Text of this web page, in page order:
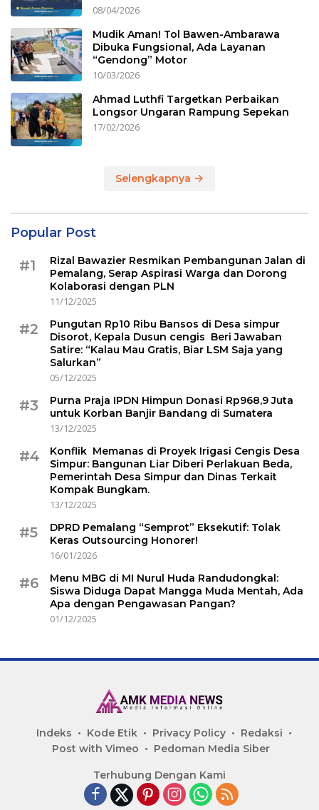
08/04/2026
Mudik Aman! Tol Bawen-Ambarawa
Dibuka Fungsional, Ada Layanan
“Gendong” Motor
10/03/2026
Ahmad Luthfi Targetkan Perbaikan
Longsor Ungaran Rampung Sepekan
17/02/2026
Selengkapnya
Popular Post
#1
Rizal Bawazier Resmikan Pembangunan Jalan di
Pemalang, Serap Aspirasi Warga dan Dorong
Kolaborasi dengan PLN
11/12/2025
#2
Pungutan Rp10 Ribu Bansos di Desa simpur
Disorot, Kepala Dusun cengis Beri Jawaban
Satire: “Kalau Mau Gratis, Biar LSM Saja yang
Salurkan”
05/12/2025
#3
Purna Praja IPDN Himpun Donasi Rp968,9 Juta
untuk Korban Banjir Bandang di Sumatera
13/12/2025
#4
Konflik Memanas di Proyek Irigasi Cengis Desa
Simpur: Bangunan Liar Diberi Perlakuan Beda,
Pemerintah Desa Simpur dan Dinas Terkait
Kompak Bungkam.
13/12/2025
#5
DPRD Pemalang “Semprot” Eksekutif: Tolak
Keras Outsourcing Honorer!
16/01/2026
#6
Menu MBG di MI Nurul Huda Randudongkal:
Siswa Diduga Dapat Mangga Muda Mentah, Ada
Apa dengan Pengawasan Pangan?
01/12/2025
Indeks Kode Etik Privacy Policy
Redaksi
Post with Vimeo
Pedoman Media Siber
Terhubung Dengan Kami